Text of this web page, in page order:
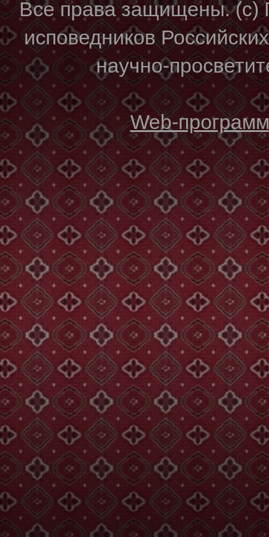
Все права защищены. (с)
исповедников
научно-
Web-